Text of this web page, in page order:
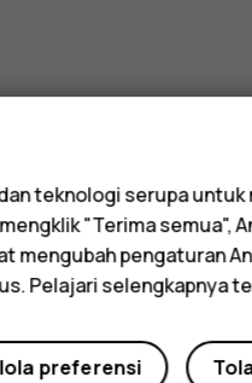
teknologi serupa
"Terima semua",
mengubah pengaturan
Pelajari selengkapnya
preferensi